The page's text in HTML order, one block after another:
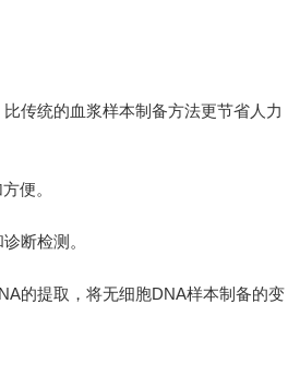
传统的血浆样本制备方法更节省人力
便。
断检测。
的提取，将无细胞DNA样本制备的变